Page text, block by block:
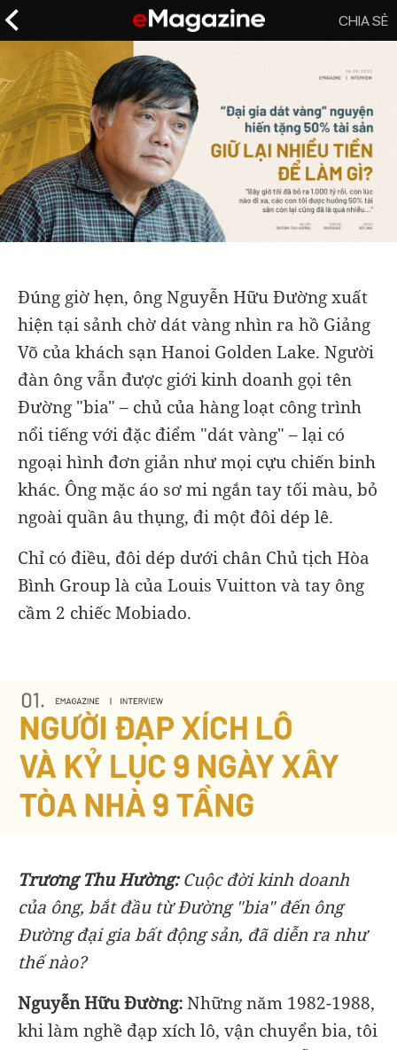
CHIA SẺ
Đúng giờ hẹn, ông Nguyễn Hữu Đường xuất
hiện tại sảnh chờ dát vàng nhìn ra hồ Giảng
Võ của khách sạn Hanoi Golden Lake. Người
đàn ông vẫn được giới kinh doanh gọi tên
Đường "bia" – chủ của hàng loạt công trình
nổi tiếng với đặc điểm "dát vàng" – lại có
ngoại hình đơn giản như mọi cựu chiến binh
khác. Ông mặc áo sơ mi ngắn tay tối màu, bỏ
ngoài quần âu thụng, đi một đôi dép lê.
Chỉ có điều, đôi dép dưới chân Chủ tịch Hòa
Bình Group là của Louis Vuitton và tay ông
cầm 2 chiếc Mobiado.
Trương Thu Hường:Cuộc đời kinh doanh
của ông, bắt đầu từ Đường "bia" đến ông
Đường đại gia bất động sản, đã diễn ra như
thế nào?
Nguyễn Hữu Đường:Những năm 1982-1988,
khi làm nghề đạp xích lô, vận chuyển bia, tôi